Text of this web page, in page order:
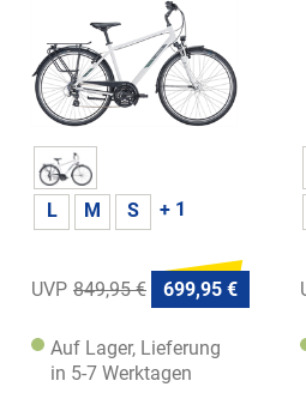
L M S + 1
849,95 € 699,95 €
Auf Lager, Lieferung
in 5-7 Werktagen